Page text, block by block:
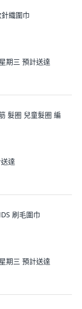
織圍巾
期三 預計送達
髮圈 兒童髮圈 編
達
刷毛圍巾
期三 預計送達